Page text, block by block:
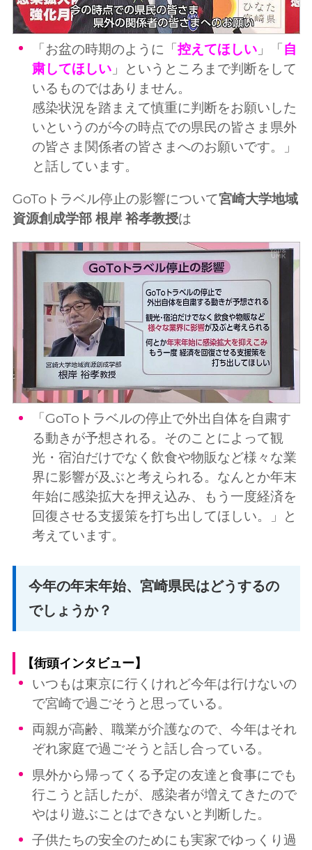
「お盆の時期のように「控えてほしい 」「自
粛してほしい 」というところまで判断をして
いるものではありません。
感染状況を踏まえて慎重に判断をお願いした
いというのが今の時点での県民の皆さま県外
の皆さま関係者の皆さまへのお願いです。」
と話しています。
GoToトラベル停止の影響について宮崎大学地域
資源創成学部 根岸 裕孝教授は
「GoToトラベルの停止で外出自体を自粛す
る動きが予想される。そのことによって観
光・宿泊だけでなく飲食や物販など様々な業
界に影響が及ぶと考えられる。なんとか年末
年始に感染拡大を押え込み、もう一度経済を
回復させる支援策を打ち出してほしい。」と
考えています。
今年の年末年始、宮崎県民はどうするの
でしょうか？
【街頭インタビュー】
いつもは東京に行くけれど今年は行けないの
で宮崎で過ごそうと思っている。
両親が高齢、職業が介護なので、今年はそれ
ぞれ家庭で過ごそうと話し合っている。
県外から帰ってくる予定の友達と食事にでも
行こうと話したが、感染者が増えてきたので
やはり遊ぶことはできないと判断した。
子供たちの安全のためにも実家でゆっくり過